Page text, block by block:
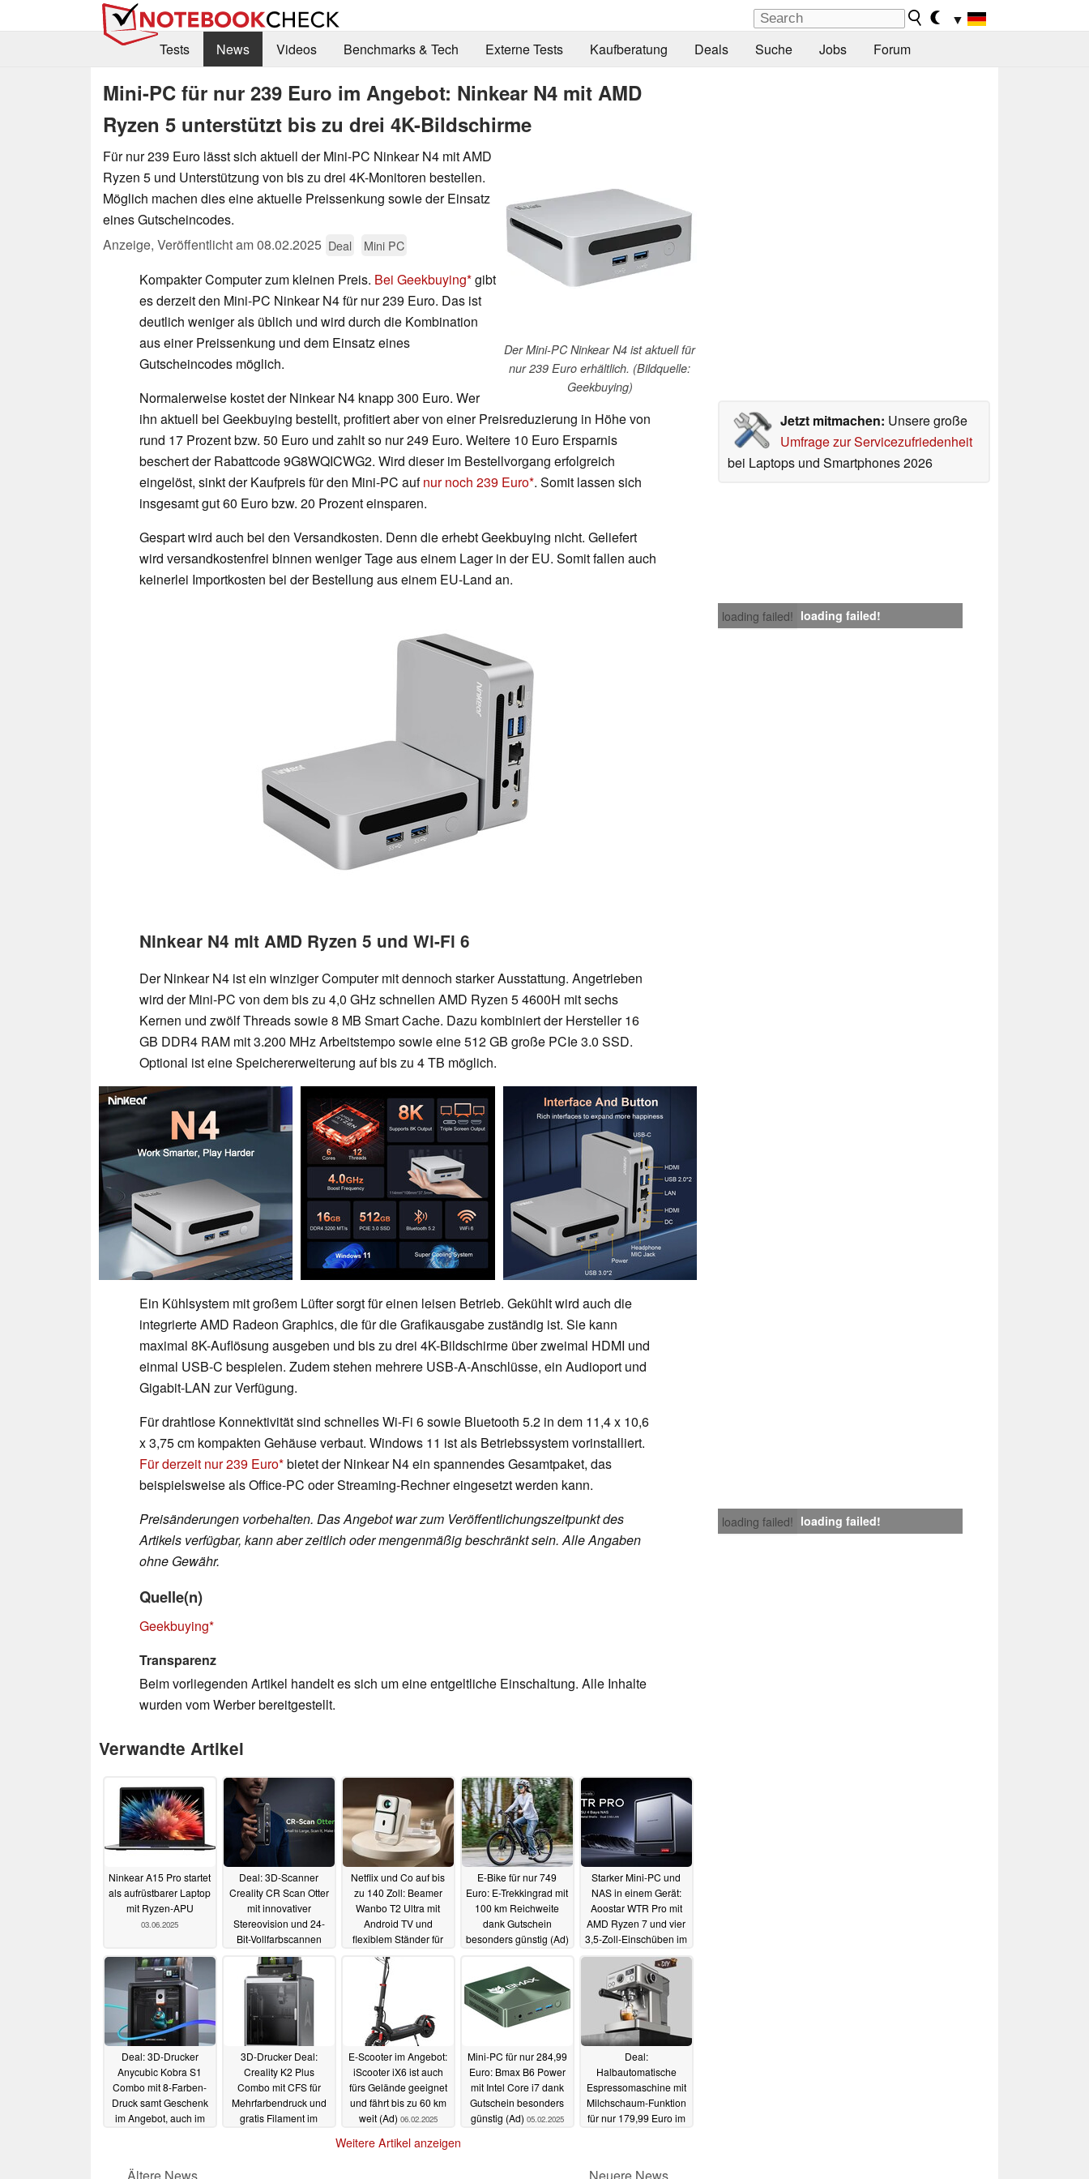
▼
Tests
News Videos Benchmarks & Tech Externe Tests Kaufberatung Deals Suche Jobs Forum
Mini-PC für nur 239 Euro im Angebot: Ninkear N4 mit AMD
Ryzen 5 unterstützt bis zu drei 4K-Bildschirme
Der Mini-PC Ninkear N4 ist aktuell für
nur 239 Euro erhältlich. (Bildquelle:
Geekbuying)
Für nur 239 Euro lässt sich aktuell der Mini-PC Ninkear N4 mit AMD
Ryzen 5 und Unterstützung von bis zu drei 4K-Monitoren bestellen.
Möglich machen dies eine aktuelle Preissenkung sowie der Einsatz
eines Gutscheincodes.
Anzeige, Veröffentlicht am08.02.2025 Deal Mini PC
Jetzt mitmachen: Unsere große
Umfrage zur Servicezufriedenheit
bei Laptops und Smartphones 2026
Kompakter Computer zum kleinen Preis. Bei Geekbuying gibt
es derzeit den Mini-PC Ninkear N4 für nur 239 Euro. Das ist
deutlich weniger als üblich und wird durch die Kombination
aus einer Preissenkung und dem Einsatz eines
Gutscheincodes möglich.
Normalerweise kostet der Ninkear N4 knapp 300 Euro. Wer
ihn aktuell bei Geekbuying bestellt, profitiert aber von einer Preisreduzierung in Höhe von
rund 17 Prozent bzw. 50 Euro und zahlt so nur 249 Euro. Weitere 10 Euro Ersparnis
beschert der Rabattcode 9G8WQICWG2. Wird dieser im Bestellvorgang erfolgreich
eingelöst, sinkt der Kaufpreis für den Mini-PC aufnur noch 239 Euro . Somit lassen sich
insgesamt gut 60 Euro bzw. 20 Prozent einsparen.
Gespart wird auch bei den Versandkosten. Denn die erhebt Geekbuying nicht. Geliefert
wird versandkostenfrei binnen weniger Tage aus einem Lager in der EU. Somit fallen auch
keinerlei Importkosten bei der Bestellung aus einem EU-Land an.
loading failed! loading failed!
Ninkear N4 mit AMD Ryzen 5 und Wi-Fi 6
Der Ninkear N4 ist ein winziger Computer mit dennoch starker Ausstattung. Angetrieben
wird der Mini-PC von dem bis zu 4,0 GHz schnellen AMD Ryzen 5 4600H mit sechs
Kernen und zwölf Threads sowie 8 MB Smart Cache. Dazu kombiniert der Hersteller 16
GB DDR4 RAM mit 3.200 MHz Arbeitstempo sowie eine 512 GB große PCIe 3.0 SSD.
Optional ist eine Speichererweiterung auf bis zu 4 TB möglich.
Ein Kühlsystem mit großem Lüfter sorgt für einen leisen Betrieb. Gekühlt wird auch die
integrierte AMD Radeon Graphics, die für die Grafikausgabe zuständig ist. Sie kann
maximal 8K-Auflösung ausgeben und bis zu drei 4K-Bildschirme über zweimal HDMI und
einmal USB-C bespielen. Zudem stehen mehrere USB-A-Anschlüsse, ein Audioport und
Gigabit-LAN zur Verfügung.
Für drahtlose Konnektivität sind schnelles Wi-Fi 6 sowie Bluetooth 5.2 in dem 11,4 x 10,6
x 3,75 cm kompakten Gehäuse verbaut. Windows 11 ist als Betriebssystem vorinstalliert.
Für derzeit nur 239 Euro bietet der Ninkear N4 ein spannendes Gesamtpaket, das
beispielsweise als Office-PC oder Streaming-Rechner eingesetzt werden kann.
loading failed! loading failed!
Preisänderungen vorbehalten. Das Angebot war zum Veröffentlichungszeitpunkt des
Artikels verfügbar, kann aber zeitlich oder mengenmäßig beschränkt sein. Alle Angaben
ohne Gewähr.
Quelle(n)
Geekbuying
Transparenz
Beim vorliegenden Artikel handelt es sich um eine entgeltliche Einschaltung. Alle Inhalte
wurden vom Werber bereitgestellt.
Verwandte Artikel
Ninkear A15 Pro startet
als aufrüstbarer Laptop
mit Ryzen-APU
03.06.2025
Deal: 3D-Scanner
Creality CR Scan Otter
mit innovativer
Stereovision und 24-
Bit-Vollfarbscannen
drastisch reduziert (Ad)
14.02.2025
Netflix und Co auf bis
zu 140 Zoll: Beamer
Wanbo T2 Ultra mit
Android TV und
flexiblem Ständer für
nur 179 Euro (Ad)
13.02.2025
E-Bike für nur 749
Euro: E-Trekkingrad mit
100 km Reichweite
dank Gutschein
besonders günstig (Ad)
Starker Mini-PC und
NAS in einem Gerät:
Aoostar WTR Pro mit
AMD Ryzen 7 und vier
3,5-Zoll-Einschüben im
Angebot (Ad)11.02.2025
Deal: 3D-Drucker
Anycubic Kobra S1
Combo mit 8-Farben-
Druck samt Geschenk
im Angebot, auch im
3D-Drucker Deal:
Creality K2 Plus
Combo mit CFS für
Mehrfarbendruck und
gratis Filament im
E-Scooter im Angebot:
iScooter iX6 ist auch
fürs Gelände geeignet
und fährt bis zu 60 km
weit (Ad) 06.02.2025
Mini-PC für nur 284,99
Euro: Bmax B6 Power
mit Intel Core i7 dank
Gutschein besonders
günstig (Ad) 05.02.2025
Deal:
Halbautomatische
Espressomaschine mit
Milchschaum-Funktion
für nur 179,99 Euro im
Weitere Artikel anzeigen